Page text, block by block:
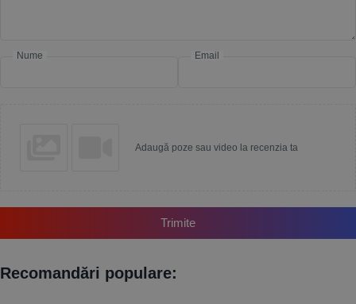
Nume Email
Adaugă poze sau video la recenzia ta
Trimite
Recomandări populare: